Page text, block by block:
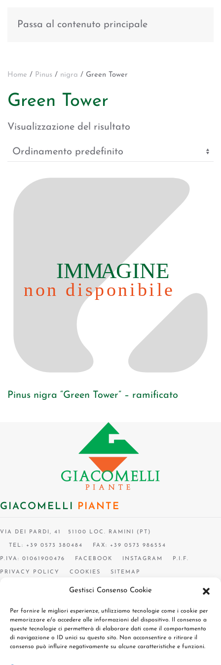
Gestisci Consenso Cookie
Per fornire le migliori esperienze, utilizziamo tecnologie come i cookie per
memorizzare e/o accedere alle informazioni del dispositivo. Il consenso a
queste tecnologie ci permetterà di elaborare dati come il comportamento
di navigazione o ID unici su questo sito. Non acconsentire o ritirare il
consenso può influire negativamente su alcune caratteristiche e funzioni.
Passa al contenuto principale
Home / Pinus / nigra / Green Tower
Green Tower
Visualizzazione del risultato
Pinus nigra “Green Tower” – ramificato
GIACOMELLI PIANTE
VIA DEI PARDI, 41 51100 LOC. RAMINI (PT)
TEL: +39 0573 380484 FAX: +39 0573 986554
P.IVA: 01061900476 FACEBOOK INSTAGRAM P.I.F.
PRIVACY POLICY COOKIES SITEMAP